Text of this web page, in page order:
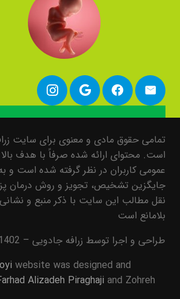
تمامی حقوق مادی و معنوی برای سایت
است. محتوای ارائه شده صرفاً با هدف
عمومی کاربران در نظر گرفته شده است و
جایگزین تشخیص، تجویز و روش درمان
نقل مطالب این سایت با ذکر منبع و
بلامانع است
طراحی و اجرا توسط زرافه جادویی – 1402
website was designed and
Alizadeh Piraghaji and Zohreh